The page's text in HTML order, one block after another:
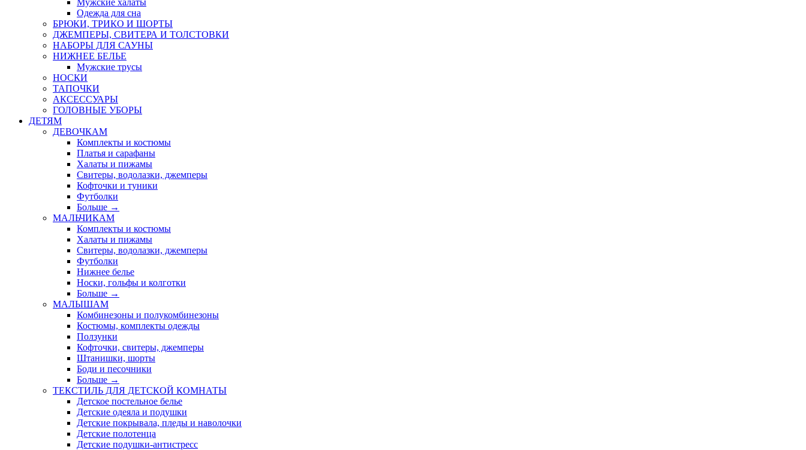
Мужские халаты
Одежда для сна
БРЮКИ, ТРИКО И ШОРТЫ
ДЖЕМПЕРЫ, СВИТЕРА И ТОЛСТОВКИ
НАБОРЫ ДЛЯ САУНЫ
НИЖНЕЕ БЕЛЬЕ
Мужские трусы
НОСКИ
ТАПОЧКИ
АКСЕССУАРЫ
ГОЛОВНЫЕ УБОРЫ
ДЕТЯМ
ДЕВОЧКАМ
Комплекты и костюмы
Платья и сарафаны
Халаты и пижамы
Свитеры, водолазки, джемперы
Кофточки и туники
Футболки
Больше →
МАЛЬЧИКАМ
Комплекты и костюмы
Халаты и пижамы
Свитеры, водолазки, джемперы
Футболки
Нижнее белье
Носки, гольфы и колготки
Больше →
МАЛЫШАМ
Комбинезоны и полукомбинезоны
Костюмы, комплекты одежды
Ползунки
Кофточки, свитеры, джемперы
Штанишки, шорты
Боди и песочники
Больше →
ТЕКСТИЛЬ ДЛЯ ДЕТСКОЙ КОМНАТЫ
Детское постельное белье
Детские одеяла и подушки
Детские покрывала, пледы и наволочки
Детские полотенца
Детские подушки-антистресс